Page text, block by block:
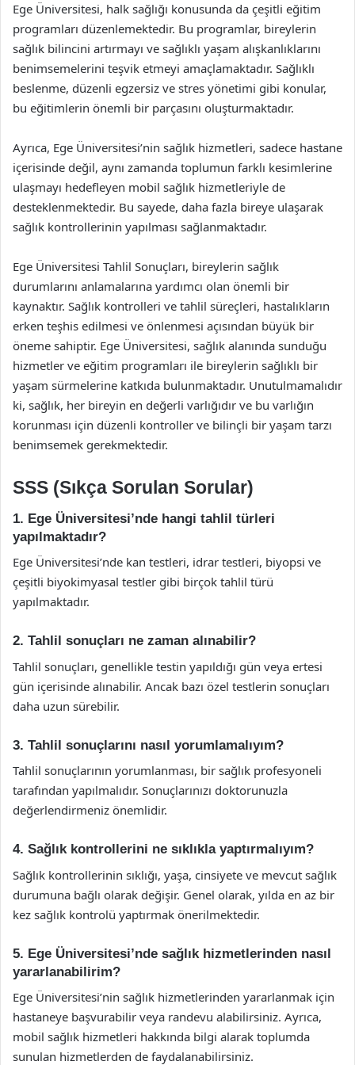
Ege Üniversitesi, halk sağlığı konusunda da çeşitli eğitim
programları düzenlemektedir. Bu programlar, bireylerin
sağlık bilincini artırmayı ve sağlıklı yaşam alışkanlıklarını
benimsemelerini teşvik etmeyi amaçlamaktadır. Sağlıklı
beslenme, düzenli egzersiz ve stres yönetimi gibi konular,
bu eğitimlerin önemli bir parçasını oluşturmaktadır.
Ayrıca, Ege Üniversitesi’nin sağlık hizmetleri, sadece hastane
içerisinde değil, aynı zamanda toplumun farklı kesimlerine
ulaşmayı hedefleyen mobil sağlık hizmetleriyle de
desteklenmektedir. Bu sayede, daha fazla bireye ulaşarak
sağlık kontrollerinin yapılması sağlanmaktadır.
Ege Üniversitesi Tahlil Sonuçları, bireylerin sağlık
durumlarını anlamalarına yardımcı olan önemli bir
kaynaktır. Sağlık kontrolleri ve tahlil süreçleri, hastalıkların
erken teşhis edilmesi ve önlenmesi açısından büyük bir
öneme sahiptir. Ege Üniversitesi, sağlık alanında sunduğu
hizmetler ve eğitim programları ile bireylerin sağlıklı bir
yaşam sürmelerine katkıda bulunmaktadır. Unutulmamalıdır
ki, sağlık, her bireyin en değerli varlığıdır ve bu varlığın
korunması için düzenli kontroller ve bilinçli bir yaşam tarzı
benimsemek gerekmektedir.
SSS (Sıkça Sorulan Sorular)
1. Ege Üniversitesi’nde hangi tahlil türleri
yapılmaktadır?
Ege Üniversitesi’nde kan testleri, idrar testleri, biyopsi ve
çeşitli biyokimyasal testler gibi birçok tahlil türü
yapılmaktadır.
2. Tahlil sonuçları ne zaman alınabilir?
Tahlil sonuçları, genellikle testin yapıldığı gün veya ertesi
gün içerisinde alınabilir. Ancak bazı özel testlerin sonuçları
daha uzun sürebilir.
3. Tahlil sonuçlarını nasıl yorumlamalıyım?
Tahlil sonuçlarının yorumlanması, bir sağlık profesyoneli
tarafından yapılmalıdır. Sonuçlarınızı doktorunuzla
değerlendirmeniz önemlidir.
4. Sağlık kontrollerini ne sıklıkla yaptırmalıyım?
Sağlık kontrollerinin sıklığı, yaşa, cinsiyete ve mevcut sağlık
durumuna bağlı olarak değişir. Genel olarak, yılda en az bir
kez sağlık kontrolü yaptırmak önerilmektedir.
5. Ege Üniversitesi’nde sağlık hizmetlerinden nasıl
yararlanabilirim?
Ege Üniversitesi’nin sağlık hizmetlerinden yararlanmak için
hastaneye başvurabilir veya randevu alabilirsiniz. Ayrıca,
mobil sağlık hizmetleri hakkında bilgi alarak toplumda
sunulan hizmetlerden de faydalanabilirsiniz.